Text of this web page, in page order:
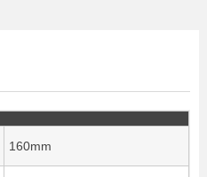
160mm